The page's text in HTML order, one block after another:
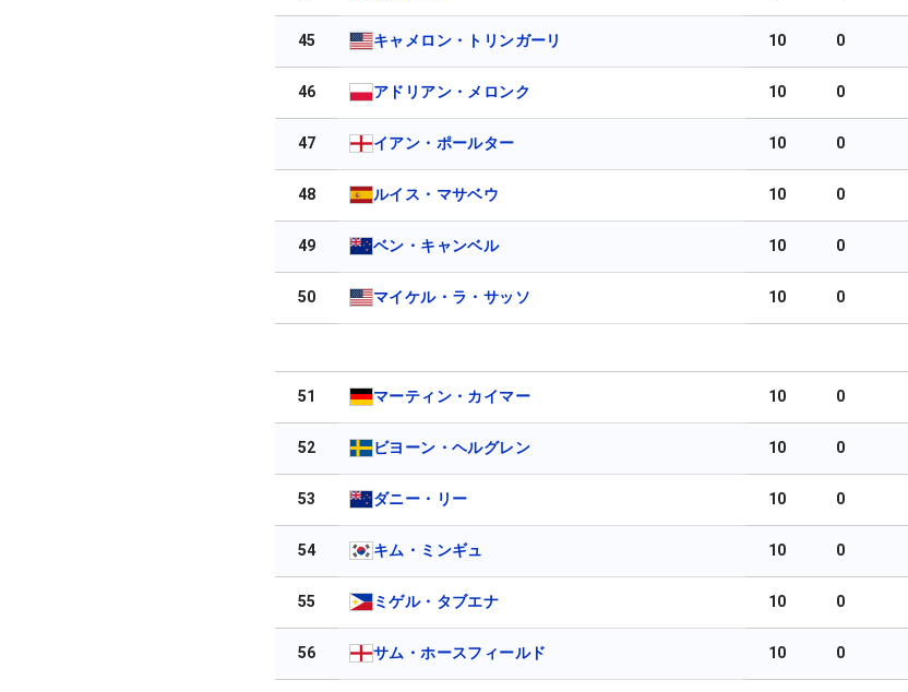
45 キャメロン・トリンガーリ 10 0
46 アドリアン・メロンク 10 0
47 イアン・ポールター 10 0
48 ルイス・マサベウ 10 0
49 ベン・キャンベル 10 0
50 マイケル・ラ・サッソ 10 0
51 マーティン・カイマー 10 0
52 ビヨーン・ヘルグレン 10 0
53 ダニー・リー 10 0
54 キム・ミンギュ 10 0
55 ミゲル・タブエナ 10 0
56 サム・ホースフィールド 10 0